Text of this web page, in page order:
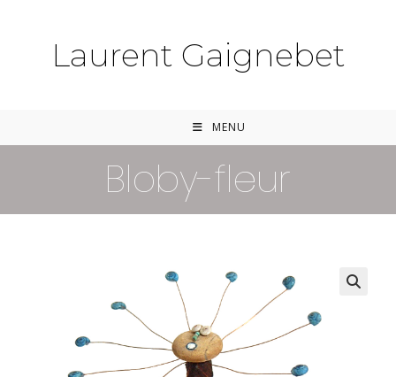
Laurent Gaignebet
MENU
Bloby-fleur